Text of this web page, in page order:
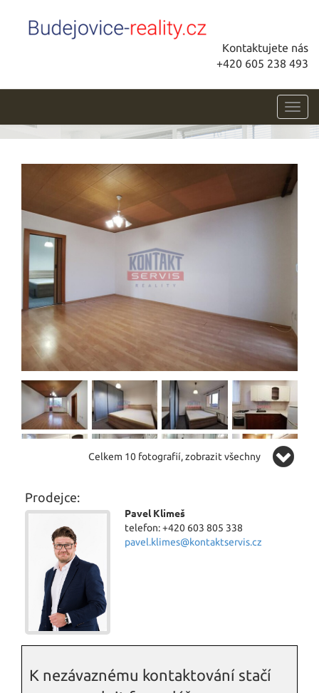
Kontaktujete nás
+420 605 238 493
Celkem 10 fotografií, zobrazit všechny
Prodejce:
Pavel Klimeš
telefon: +420 603 805 338
pavel.klimes@kontaktservis.cz
K nezávaznému kontaktování stačí